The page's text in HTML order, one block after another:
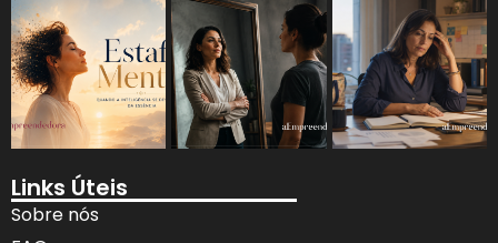
Links Úteis
Sobre nós